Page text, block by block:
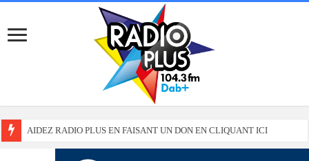
AIDEZ RADIO PLUS EN FAISANT UN DON EN CLIQUANT ICI